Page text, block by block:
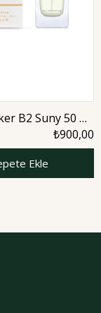
B2 Suny 50 ml
| Aromatic
₺900,00
Ekle